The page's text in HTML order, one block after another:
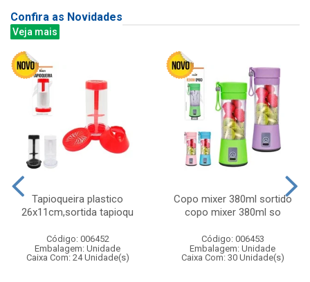
Confira as Novidades
Veja mais
Tapioqueira plastico
26x11cm,sortida tapioqu
Código: 006452
Embalagem: Unidade
Caixa Com: 24 Unidade(s)
Copo mixer 380ml sortido
copo mixer 380ml so
Código: 006453
Embalagem: Unidade
Caixa Com: 30 Unidade(s)